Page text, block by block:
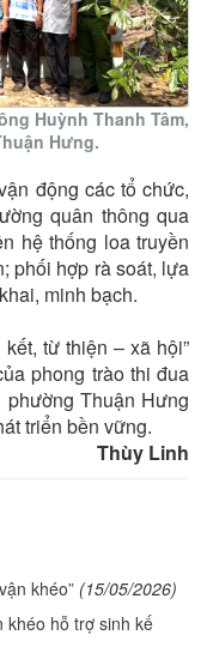
Huỳnh Thanh Tâm,
Hưng.
động các tổ chức,
quân thông qua
hệ thống loa truyền
phối hợp rà soát, lựa
minh bạch.
từ thiện – xã hội”
phong trào thi đua
phường Thuận Hưng
triển bền vững.
Thùy Linh
khéo” (15/05/2026)
hỗ trợ sinh kế